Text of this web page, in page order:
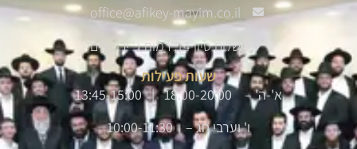
office@afikey-mayim.co.il
שלום סיון 14, רמות ג' ירושלים
שעות פעילות
א'-ה' – 18:00-20:00 | 13:45-15:00
ו' וערבי חג – 10:00-11:30